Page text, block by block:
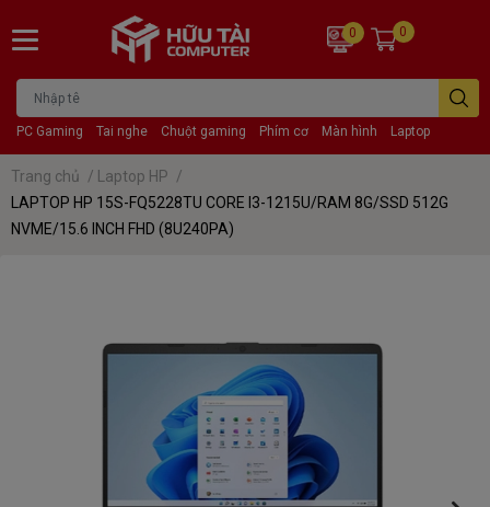
PC Gaming Tai nghe Chuột gaming Phím cơ Màn hình Laptop
0 0
Trang chủ / Laptop HP /
LAPTOP HP 15S-FQ5228TU CORE I3-1215U/RAM 8G/SSD 512G
NVME/15.6 INCH FHD (8U240PA)